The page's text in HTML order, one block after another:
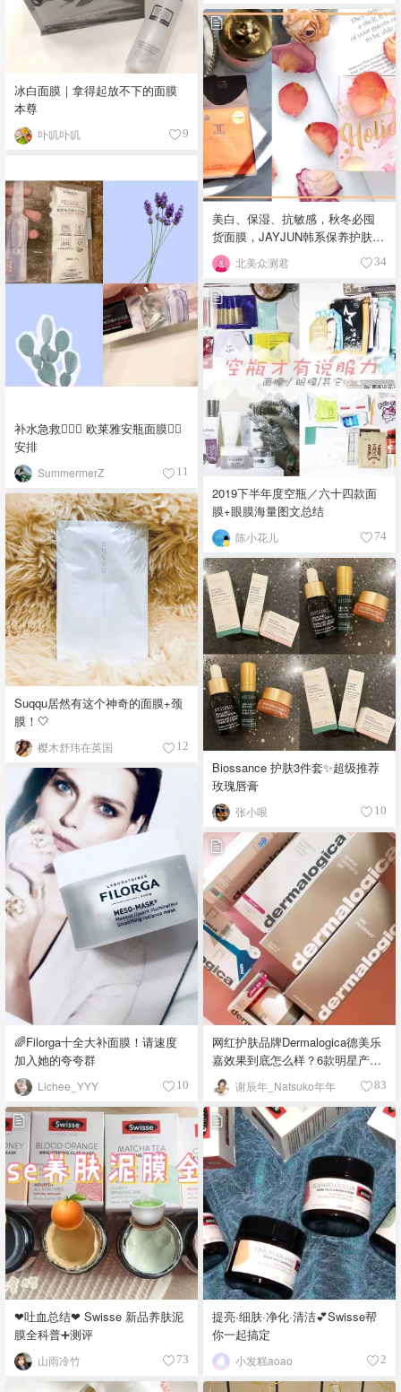
冰白面膜｜拿得起放不下的面膜
本尊
卟叽卟叽 9
美白、保湿、抗敏感，秋冬必囤
货面膜，JAYJUN韩系保养护肤统
统安排上了！
北美众测君 34
补水急救💁🏻‍♀️ 欧莱雅安瓶面膜👉🏻
安排
SummermerZ 11
2019下半年度空瓶／六十四款面
膜+眼膜海量图文总结
陈小花儿 74
Suqqu居然有这个神奇的面膜+颈
膜！🤍
樱木舒玮在英国 12
Biossance 护肤3件套✨超级推荐
玫瑰唇膏
张小哏 10
🌈Filorga十全大补面膜！请速度
加入她的夸夸群
Lichee_YYY 10
网红护肤品牌Dermalogica德美乐
嘉效果到底怎么样？6款明星产品
试用推荐谢辰年_Natsuko年年 83
❤吐血总结❤ Swisse 新品养肤泥
膜全科普➕测评
山雨冷竹 73
提亮·细肤·净化·清洁💕Swisse帮
你一起搞定
小发糕aoao 2